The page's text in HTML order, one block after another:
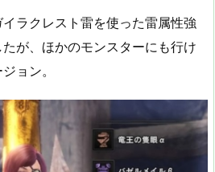
ラクレスト雷を使った雷属性強
が、ほかのモンスターにも行け
ョン。